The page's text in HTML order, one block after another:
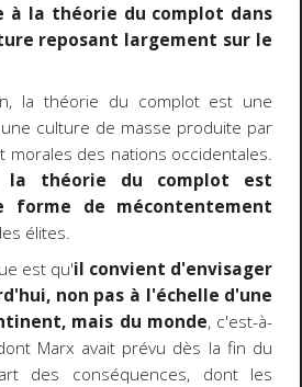
à la théorie du complot dans
reposant largement sur le
la théorie du complot est une
culture de masse produite par
morales des nations occidentales.
la théorie du complot est
forme de mécontentement
élites.
est qu'il convient d'envisager
non pas à l'échelle d'une
mais du monde, c'est-à-
Marx avait prévu dès la fin du
des conséquences, dont les